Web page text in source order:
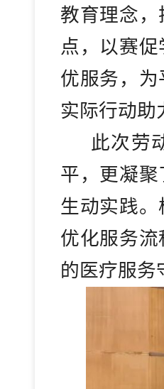
教育理念
点，以赛
优服务，
实际行动助
此次劳
平，更凝
生动实践
优化服务
的医疗服务